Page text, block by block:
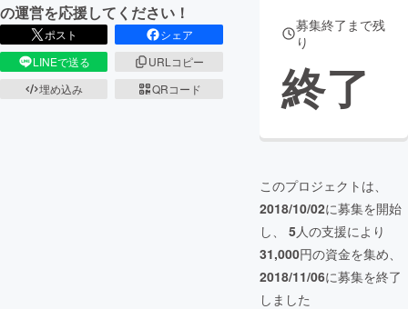
の運営を応援してください！
ポスト
シェア
LINEで送る
URLコピー
埋め込み
QRコード
募集終了まで残
り
終了
このプロジェクトは、
2018/10/02に募集を開始
し、 5人の支援により
31,000円の資金を集め、
2018/11/06に募集を終了
しました